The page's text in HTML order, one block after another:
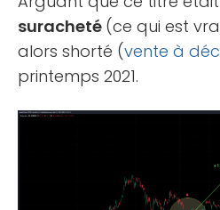
suracheté (ce qui est
alors shorté (vente à
printemps 2021.